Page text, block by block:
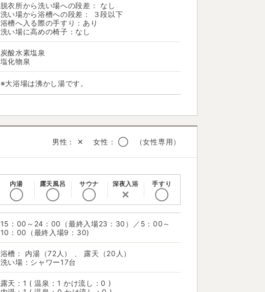
サウナ
脱衣所から洗い場への段差： なし
洗い場から浴槽への段差： ３段以下
浴槽へ入る際の手すり：あり
洗い場に高めの椅子：なし
炭酸水素塩泉
塩化物泉
※大浴場は沸かし湯です。
男性： ✕ 女性： ◯ （女性専用）
内湯
◯
露天風呂
◯
サウナ
◯
深夜入浴
✕
手すり
◯
15：00～24：00（最終入場23：30）／5：00～
10：00（最終入場9：30)
浴槽： 内湯（72人） 、 露天（20人）
洗い場：シャワー17台
露天：1 ( 温泉：1 かけ流し：0 )